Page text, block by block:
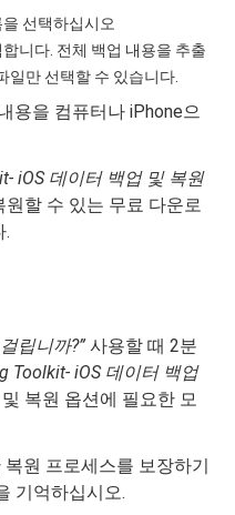
선택하십시오
니다. 전체 백업 내용을 추출
일만 선택할 수 있습니다.
용을 컴퓨터나 iPhone으
iOS 데이터 백업 및 복원
할 수 있는 무료 다운로
.
립니까?” 사용할 때 2분
Toolkit- iOS 데이터 백업
복원 옵션에 필요한 모
원 프로세스를 보장하기
기억하십시오.